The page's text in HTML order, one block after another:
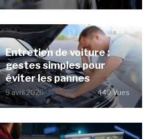
Entretien de voiture :
gestes simples pour
éviter les pannes
9 avril 2026 440 Vues